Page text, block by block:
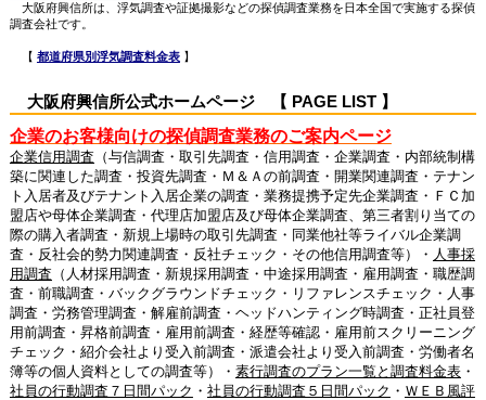
大阪府興信所は、浮気調査や証拠撮影などの探偵調査業務を日本全国で実施する探偵
調査会社です。
【 都道府県別浮気調査料金表】
大阪府興信所公式ホームページ 【 PAGE LIST 】
企業のお客様向けの探偵調査業務のご案内ページ
企業信用調査 （与信調査・取引先調査・信用調査・企業調査・内部統制構
築に関連した調査・投資先調査・Ｍ＆Ａの前調査・開業関連調査・テナン
ト入居者及びテナント入居企業の調査・業務提携予定先企業調査・ＦＣ加
盟店や母体企業調査・代理店加盟店及び母体企業調査、第三者割り当ての
際の購入者調査・新規上場時の取引先調査・同業他社等ライバル企業調
査・反社会的勢力関連調査・反社チェック・その他信用調査等）・ 人事採
用調査 （人材採用調査・新規採用調査・中途採用調査・雇用調査・職歴調
査・前職調査・バックグラウンドチェック・リファレンスチェック・人事
調査・労務管理調査・解雇前調査・ヘッドハンティング時調査・正社員登
用前調査・昇格前調査・雇用前調査・経歴等確認・雇用前スクリーニング
チェック・紹介会社より受入前調査・派遣会社より受入前調査・労働者名
簿等の個人資料としての調査等）・ 素行調査のプラン一覧と調査料金表・
社員の行動調査７日間パック ・ 社員の行動調査５日間パック ・ ＷＥＢ風評